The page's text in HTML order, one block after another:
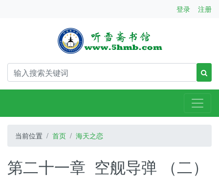
登录 注册
当前位置 首页 海天之恋
第二十一章 空舰导弹 （二）